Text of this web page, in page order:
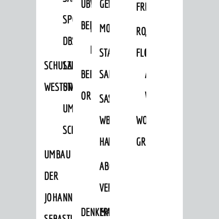
SPORTHALLE
DBS
SCHULZENTRUM
WESTSTADT
SANIERUNG-
UND
UMBAUMASSNAHME S
CHLOSS
UMBAU
DER
JOHANN-
ÜBER
BEBAUUNGSPLÄNE
VERFAHREN
BEBAUUNGSPLÄNE
KERNSTADT
BEBAUUNGSPLÄNE
ORTSTEILE
EINZELHANDELSKONZEPT
MOBILFUNKKONZEPT
LÄRMAKTIONSPLAN
STADTERNEUERUNG/-
SANIERUNG
SANIERUNG
WESTLICH
HAUPTBAHNHOF
SANIERUNGSGEBIET
HILDEBRANDSCHE
MÜHLE
ABGESCHLOSSENE
VERFAHREN
DENKMALSCHUTZ
ERHALTUNGSSATZUNGEN
FRÜHLING
HERBST
RODENSTEINER
FLOHMARKT
„WOINEM
LIVE“
AM
WINDECKPLATZ
WOCHENMARKT
GROOVE